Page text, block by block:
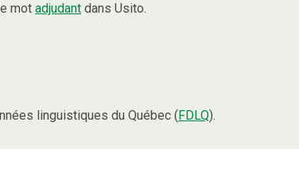
motadjudant dans Usito.
linguistiques du Québec (FDLQ).